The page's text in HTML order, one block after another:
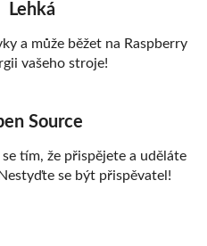
Lehká
a může běžet na Raspberry
vašeho stroje!
Source
tím, že přispějete a uděláte
se být přispěvatel!